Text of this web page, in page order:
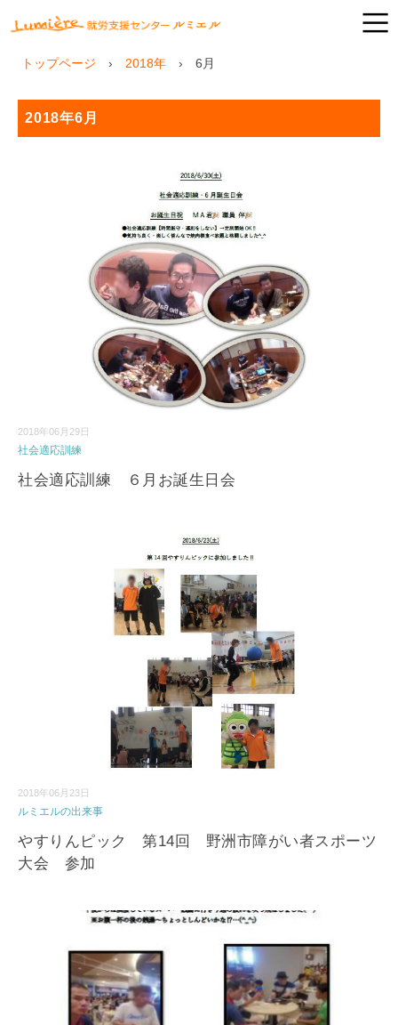
トップページ 2018年 6月
2018年6月
2018年06月29日
社会適応訓練
社会適応訓練 ６月お誕生日会
2018年06月23日
ルミエルの出来事
やすりんピック 第14回 野洲市障がい者スポーツ
大会 参加